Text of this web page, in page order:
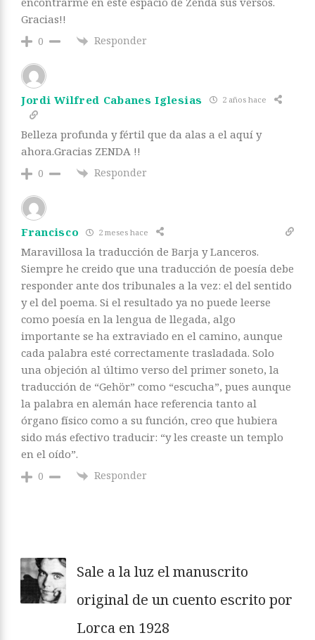
Gracias!!
0 Responder
Jordi Wilfred Cabanes Iglesias 2 años hace
Belleza profunda y fértil que da alas a el aquí y
ahora.Gracias ZENDA !!
0 Responder
Francisco 2 meses hace
Maravillosa la traducción de Barja y Lanceros.
Siempre he creido que una traducción de poesía debe
responder ante dos tribunales a la vez: el del sentido
y el del poema. Si el resultado ya no puede leerse
como poesía en la lengua de llegada, algo
importante se ha extraviado en el camino, aunque
cada palabra esté correctamente trasladada. Solo
una objeción al último verso del primer soneto, la
traducción de “Gehör” como “escucha”, pues aunque
la palabra en alemán hace referencia tanto al
órgano físico como a su función, creo que hubiera
sido más efectivo traducir: “y les creaste un templo
en el oído”.
0 Responder
Sale a la luz el manuscrito
original de un cuento escrito por
Lorca en 1928